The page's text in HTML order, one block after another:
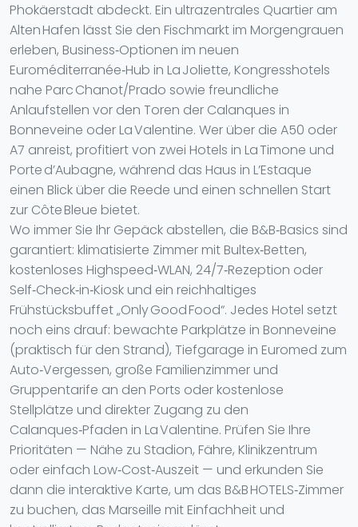
Phokäerstadt abdeckt. Ein ultrazentrales Quartier am
Alten Hafen lässt Sie den Fischmarkt im Morgengrauen
erleben, Business‑Optionen im neuen
Euroméditerranée‑Hub in La Joliette, Kongresshotels
nahe Parc Chanot/Prado sowie freundliche
Anlaufstellen vor den Toren der Calanques in
Bonneveine oder La Valentine. Wer über die A50 oder
A7 anreist, profitiert von zwei Hotels in La Timone und
Porte d’Aubagne, während das Haus in L’Estaque
einen Blick über die Reede und einen schnellen Start
zur Côte Bleue bietet.
Wo immer Sie Ihr Gepäck abstellen, die B&B‑Basics sind
garantiert: klimatisierte Zimmer mit Bultex‑Betten,
kostenloses Highspeed‑WLAN, 24/7‑Rezeption oder
Self‑Check‑in‑Kiosk und ein reichhaltiges
Frühstücksbuffet „Only Good Food“. Jedes Hotel setzt
noch eins drauf: bewachte Parkplätze in Bonneveine
(praktisch für den Strand), Tiefgarage in Euromed zum
Auto‑Vergessen, große Familienzimmer und
Gruppentarife an den Ports oder kostenlose
Stellplätze und direkter Zugang zu den
Calanques‑Pfaden in La Valentine. Prüfen Sie Ihre
Prioritäten — Nähe zu Stadion, Fähre, Klinikzentrum
oder einfach Low‑Cost‑Auszeit — und erkunden Sie
dann die interaktive Karte, um das B&B HOTELS‑Zimmer
zu buchen, das Marseille mit Einfachheit und